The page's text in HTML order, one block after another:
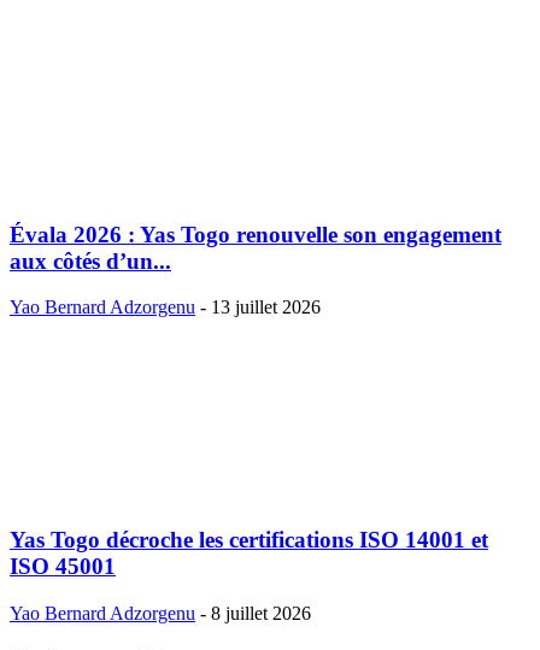
Évala 2026 : Yas Togo renouvelle son engagement
aux côtés d’un...
Yao Bernard Adzorgenu - 13 juillet 2026
Yas Togo décroche les certifications ISO 14001 et
ISO 45001
Yao Bernard Adzorgenu - 8 juillet 2026